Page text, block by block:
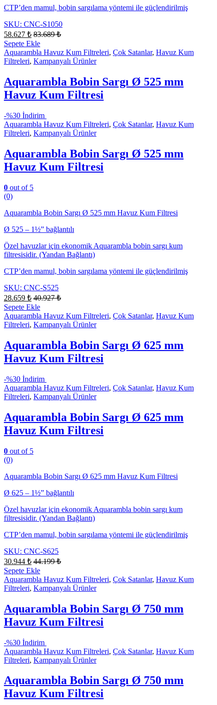
CTP’den mamul, bobin sargılama yöntemi ile güçlendirilmiş
SKU: CNC-S1050
58.627 ₺ 83.689₺
Sepete Ekle
Aquarambla Havuz Kum Filtreleri, Çok Satanlar, Havuz Kum
Filtreleri, Kampanyalı Ürünler
Aquarambla Bobin Sargı Ø 525 mm
Havuz Kum Filtresi
-%30 İndirim
Aquarambla Havuz Kum Filtreleri, Çok Satanlar, Havuz Kum
Filtreleri, Kampanyalı Ürünler
Aquarambla Bobin Sargı Ø 525 mm
Havuz Kum Filtresi
0 out of 5
(0)
Aquarambla Bobin Sargı Ø 525 mm Havuz Kum Filtresi
Ø 525 – 1½” bağlantılı
Özel havuzlar için ekonomik Aquarambla bobin sargı kum
filtresisidir. (Yandan Bağlantı)
CTP’den mamul, bobin sargılama yöntemi ile güçlendirilmiş
SKU: CNC-S525
28.659 ₺ 40.927₺
Sepete Ekle
Aquarambla Havuz Kum Filtreleri, Çok Satanlar, Havuz Kum
Filtreleri, Kampanyalı Ürünler
Aquarambla Bobin Sargı Ø 625 mm
Havuz Kum Filtresi
-%30 İndirim
Aquarambla Havuz Kum Filtreleri, Çok Satanlar, Havuz Kum
Filtreleri, Kampanyalı Ürünler
Aquarambla Bobin Sargı Ø 625 mm
Havuz Kum Filtresi
0 out of 5
(0)
Aquarambla Bobin Sargı Ø 625 mm Havuz Kum Filtresi
Ø 625 – 1½” bağlantılı
Özel havuzlar için ekonomik Aquarambla bobin sargı kum
filtresisidir. (Yandan Bağlantı)
CTP’den mamul, bobin sargılama yöntemi ile güçlendirilmiş
SKU: CNC-S625
30.944 ₺ 44.199₺
Sepete Ekle
Aquarambla Havuz Kum Filtreleri, Çok Satanlar, Havuz Kum
Filtreleri, Kampanyalı Ürünler
Aquarambla Bobin Sargı Ø 750 mm
Havuz Kum Filtresi
-%30 İndirim
Aquarambla Havuz Kum Filtreleri, Çok Satanlar, Havuz Kum
Filtreleri, Kampanyalı Ürünler
Aquarambla Bobin Sargı Ø 750 mm
Havuz Kum Filtresi